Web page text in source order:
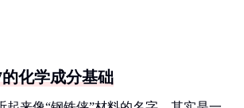
化学成分基础